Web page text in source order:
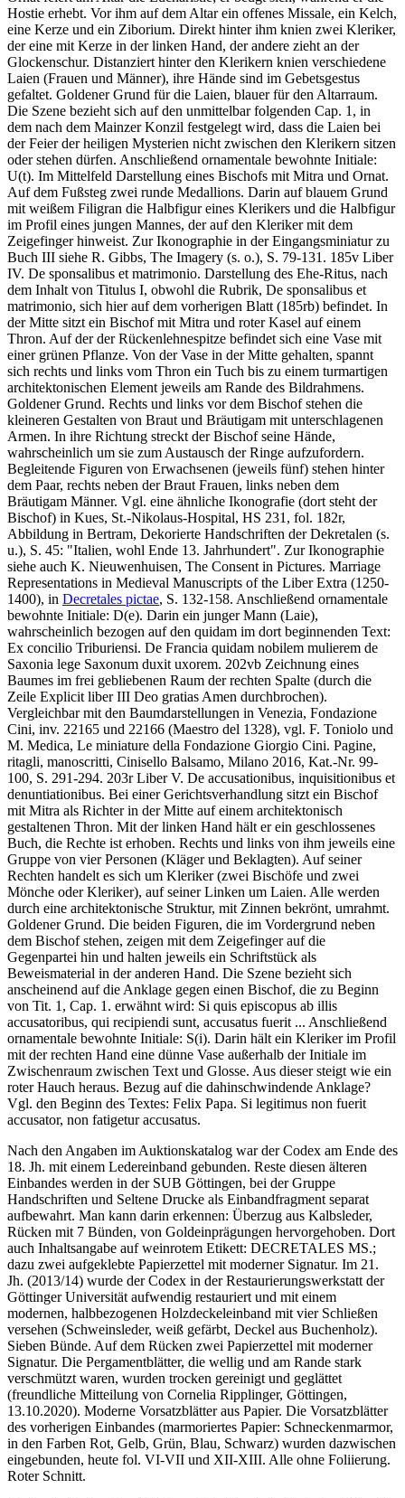
Hostie erhebt. Vor ihm auf dem Altar ein offenes Missale, ein Kelch,
eine Kerze und ein Ziborium. Direkt hinter ihm knien zwei Kleriker,
der eine mit Kerze in der linken Hand, der andere zieht an der
Glockenschur. Distanziert hinter den Klerikern knien verschiedene
Laien (Frauen und Männer), ihre Hände sind im Gebetsgestus
gefaltet. Goldener Grund für die Laien, blauer für den Altarraum.
Die Szene bezieht sich auf den unmittelbar folgenden Cap. 1, in
dem nach dem Mainzer Konzil festgelegt wird, dass die Laien bei
der Feier der heiligen Mysterien nicht zwischen den Klerikern sitzen
oder stehen dürfen. Anschließend ornamentale bewohnte Initiale:
U(t). Im Mittelfeld Darstellung eines Bischofs mit Mitra und Ornat.
Auf dem Fußsteg zwei runde Medallions. Darin auf blauem Grund
mit weißem Filigran die Halbfigur eines Klerikers und die Halbfigur
im Profil eines jungen Mannes, der auf den Kleriker mit dem
Zeigefinger hinweist. Zur Ikonographie in der Eingangsminiatur zu
Buch III siehe R. Gibbs, The Imagery (s. o.), S. 79-131. 185v Liber
IV. De sponsalibus et matrimonio. Darstellung des Ehe-Ritus, nach
dem Inhalt von Titulus I, obwohl die Rubrik, De sponsalibus et
matrimonio, sich hier auf dem vorherigen Blatt (185rb) befindet. In
der Mitte sitzt ein Bischof mit Mitra und roter Kasel auf einem
Thron. Auf der der Rückenlehnespitze befindet sich eine Vase mit
einer grünen Pflanze. Von der Vase in der Mitte gehalten, spannt
sich rechts und links vom Thron ein Tuch bis zu einem turmartigen
architektonischen Element jeweils am Rande des Bildrahmens.
Goldener Grund. Rechts und links vor dem Bischof stehen die
kleineren Gestalten von Braut und Bräutigam mit unterschlagenen
Armen. In ihre Richtung streckt der Bischof seine Hände,
wahrscheinlich um sie zum Austausch der Ringe aufzufordern.
Begleitende Figuren von Erwachsenen (jeweils fünf) stehen hinter
dem Paar, rechts neben der Braut Frauen, links neben dem
Bräutigam Männer. Vgl. eine ähnliche Ikonografie (dort steht der
Bischof) in Kues, St.-Nikolaus-Hospital, HS 231, fol. 182r,
Abbildung in Bertram, Dekorierte Handschriften der Dekretalen (s.
u.), S. 45: "Italien, wohl Ende 13. Jahrhundert". Zur Ikonographie
siehe auch K. Nieuwenhuisen, The Consent in Pictures. Marriage
Representations in Medieval Manuscripts of the Liber Extra (1250-
1400), in Decretales pictae, S. 132-158. Anschließend ornamentale
bewohnte Initiale: D(e). Darin ein junger Mann (Laie),
wahrscheinlich bezogen auf den quidam im dort beginnenden Text:
Ex concilio Triburiensi. De Francia quidam nobilem mulierem de
Saxonia lege Saxonum duxit uxorem. 202vb Zeichnung eines
Baumes im frei gebliebenen Raum der rechten Spalte (durch die
Zeile Explicit liber III Deo gratias Amen durchbrochen).
Vergleichbar mit den Baumdarstellungen in Venezia, Fondazione
Cini, inv. 22165 und 22166 (Maestro del 1328), vgl. F. Toniolo und
M. Medica, Le miniature della Fondazione Giorgio Cini. Pagine,
ritagli, manoscritti, Cinisello Balsamo, Milano 2016, Kat.-Nr. 99-
100, S. 291-294. 203r Liber V. De accusationibus, inquisitionibus et
denuntiationibus. Bei einer Gerichtsverhandlung sitzt ein Bischof
mit Mitra als Richter in der Mitte auf einem architektonisch
gestaltenen Thron. Mit der linken Hand hält er ein geschlossenes
Buch, die Rechte ist erhoben. Rechts und links von ihm jeweils eine
Gruppe von vier Personen (Kläger und Beklagten). Auf seiner
Rechten handelt es sich um Kleriker (zwei Bischöfe und zwei
Mönche oder Kleriker), auf seiner Linken um Laien. Alle werden
durch eine architektonische Struktur, mit Zinnen bekrönt, umrahmt.
Goldener Grund. Die beiden Figuren, die im Vordergrund neben
dem Bischof stehen, zeigen mit dem Zeigefinger auf die
Gegenpartei hin und halten jeweils ein Schriftstück als
Beweismaterial in der anderen Hand. Die Szene bezieht sich
anscheinend auf die Anklage gegen einen Bischof, die zu Beginn
von Tit. 1, Cap. 1. erwähnt wird: Si quis episcopus ab illis
accusatoribus, qui recipiendi sunt, accusatus fuerit ... Anschließend
ornamentale bewohnte Initiale: S(i). Darin hält ein Kleriker im Profil
mit der rechten Hand eine dünne Vase außerhalb der Initiale im
Zwischenraum zwischen Text und Glosse. Aus dieser steigt wie ein
roter Hauch heraus. Bezug auf die dahinschwindende Anklage?
Vgl. den Beginn des Textes: Felix Papa. Si legitimus non fuerit
accusator, non fatigetur accusatus.
Nach den Angaben im Auktionskatalog war der Codex am Ende des
18. Jh. mit einem Ledereinband gebunden. Reste diesen älteren
Einbandes werden in der SUB Göttingen, bei der Gruppe
Handschriften und Seltene Drucke als Einbandfragment separat
aufbewahrt. Man kann darin erkennen: Überzug aus Kalbsleder,
Rücken mit 7 Bünden, von Goldeinprägungen hervorgehoben. Dort
auch Inhaltsangabe auf weinrotem Etikett: DECRETALES MS.;
dazu zwei aufgeklebte Papierzettel mit moderner Signatur. Im 21.
Jh. (2013/14) wurde der Codex in der Restaurierungswerkstatt der
Göttinger Universität aufwendig restauriert und mit einem
modernen, halbbezogenen Holzdeckeleinband mit vier Schließen
versehen (Schweinsleder, weiß gefärbt, Deckel aus Buchenholz).
Sieben Bünde. Auf dem Rücken zwei Papierzettel mit moderner
Signatur. Die Pergamentblätter, die wellig und am Rande stark
verschmützt waren, wurden trocken gereinigt und geglättet
(freundliche Mitteilung von Cornelia Ripplinger, Göttingen,
13.10.2020). Moderne Vorsatzblätter aus Papier. Die Vorsatzblätter
des vorherigen Einbandes (marmoriertes Papier: Schneckenmarmor,
in den Farben Rot, Gelb, Grün, Blau, Schwarz) wurden dazwischen
eingebunden, heute fol. VI-VII und XII-XIII. Alle ohne Foliierung.
Roter Schnitt.